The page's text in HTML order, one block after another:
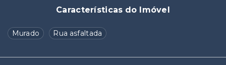
Características do Imóvel
Murado Rua asfaltada